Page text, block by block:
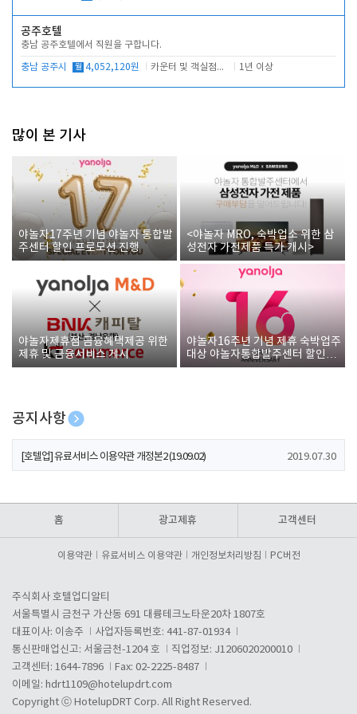
공주호텔
충남 공주호텔에서 직원을 구합니다.
충남 공주시 월 4,052,120원 카운터 및 객실점검(당번업무) 1년 이상
많이 본 기사
야놀자17주년 기념 야놀자 통합발
주센터 할인 프로모션 진행
<야놀자 MRO, 숙박업소 위한 삼
성전자 가전제품 특가 개시>
야놀자제휴점 금융혜택제공 위한
제휴 및 금융서비스 게시
야놀자16주년 기념 제휴 숙박업주
대상 야놀자통합발주센터 할인쿠
폰 증정
공지사항
[호텔업] 개인정보 처리방침 개정본1 (19.09.02)
[호텔업] 유료서비스 이용약관 개정본2 (19.09.02) 2019.07.30
홈 광고제휴 고객센터
이용약관 유료서비스 이용약관 개인정보처리방침 PC버전
주식회사 호텔업디알티
서울특별시 금천구 가산동 691 대륭테크노타운20차 1807호
대표이사: 이송주
사업자등록번호: 441-87-01934
통신판매업신고: 서울금천-1204 호
직업정보: J1206020200010
고객센터: 1644-7896
Fax: 02-2225-8487
이메일: hdrt1109@hotelupdrt.com
Copyright ⓒ HotelupDRT Corp. All Right Reserved.